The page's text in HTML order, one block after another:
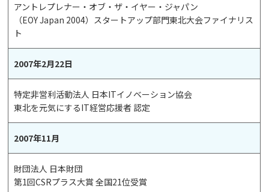
アントレプレナー・オブ・ザ・イヤー・ジャパン
（EOY Japan 2004）スタートアップ部門東北大会ファイナリス
ト
2007年2月22日
特定非営利活動法人 日本ITイノベーション協会
東北を元気にするIT経営応援者 認定
2007年11月
財団法人 日本財団
第1回CSRプラス大賞 全国21位受賞